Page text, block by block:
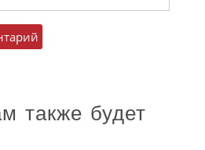
также будет